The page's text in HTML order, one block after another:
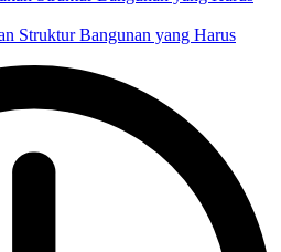
Struktur Bangunan yang Harus